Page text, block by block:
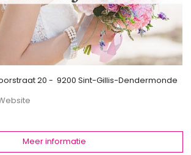
20 - 9200 Sint-Gillis-Dendermonde
Meer informatie